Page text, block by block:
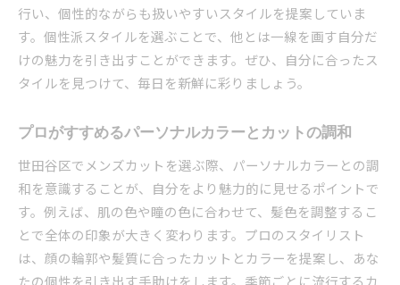
行い、個性的ながらも扱いやすいスタイルを提案していま
す。個性派スタイルを選ぶことで、他とは一線を画す自分だ
けの魅力を引き出すことができます。ぜひ、自分に合ったス
タイルを見つけて、毎日を新鮮に彩りましょう。
プロがすすめるパーソナルカラーとカットの調和
世田谷区でメンズカットを選ぶ際、パーソナルカラーとの調
和を意識することが、自分をより魅力的に見せるポイントで
す。例えば、肌の色や瞳の色に合わせて、髪色を調整するこ
とで全体の印象が大きく変わります。プロのスタイリスト
は、顔の輪郭や髪質に合ったカットとカラーを提案し、あな
たの個性を引き出す手助けをします。季節ごとに流行するカ